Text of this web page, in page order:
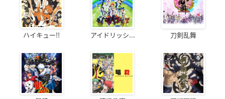
ハイキュー!! アイドリッシ... 刀剣乱舞